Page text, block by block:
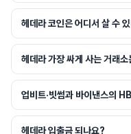
헤데라 코인은 어디서 살 수
헤데라 가장 싸게 사는 거래
업비트·빗썸과 바이낸스의
헤데라 입출금 되나요?